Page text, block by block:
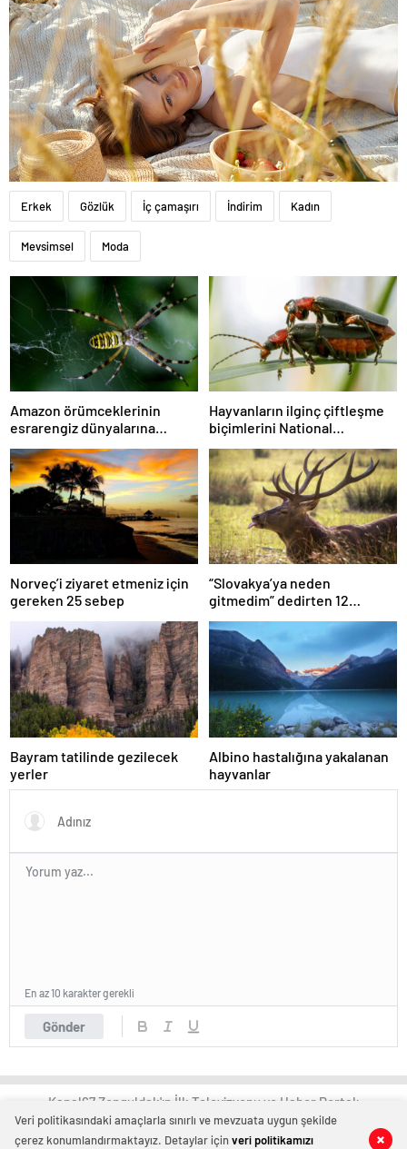
0 0
Erkek Gözlük İç çamaşırı İndirim Kadın
Mevsimsel Moda
Amazon örümceklerinin
esrarengiz dünyalarına
gitmeye hazır olun.
Hayvanların ilginç çiftleşme
biçimlerini National
Geographic görüntüledi.
Norveç’i ziyaret etmeniz için
gereken 25 sebep
“Slovakya’ya neden
gitmedim” dedirten 12
fotoğraf
Bayram tatilinde gezilecek
yerler
Albino hastalığına yakalanan
hayvanlar
Gönder
En az 10 karakter gerekli
Kanal67 Zonguldak'ın İlk Televizyonu ve Haber Portalı
Veri politikasındaki amaçlarla sınırlı ve mevzuata uygun şekilde
çerez konumlandırmaktayız. Detaylar içinveri politikamızı